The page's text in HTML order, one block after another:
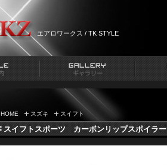
エアロワークス / TK STYLE
HOME スズキ スイフト
スイフトスポーツ カーボンリップスポイラー